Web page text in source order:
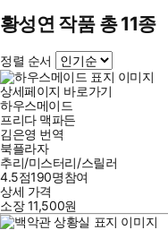
황성연 작품 총 11종
정렬 순서
상세페이지 바로가기
하우스메이드
프리다 맥파든
김은영 번역
북플라자
추리/미스터리/스릴러
4.5점190명참여
상세 가격
소장11,500원